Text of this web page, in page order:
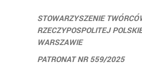
STOWARZYSZENIE
RZECZYPOSPOLITEJ
WARSZAWIE
PATRONAT NR 559/2025